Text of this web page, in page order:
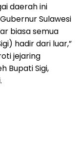
daerah ini
Sulawesi
biasa semua
hadir dari luar,”
jejaring
Bupati Sigi,